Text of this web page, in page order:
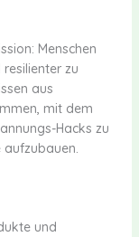
Menschen
zu
aus
mit dem
Hacks zu
und